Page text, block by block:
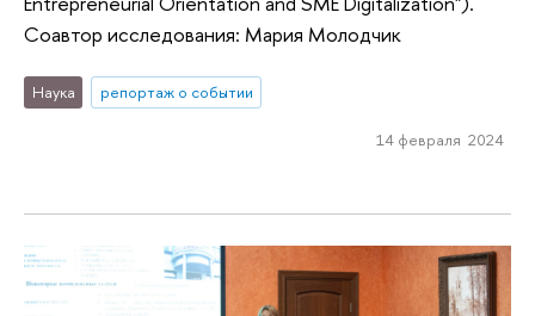
Соавтор исследования: Мария Молодчик
Наука репортаж о событии
14 февраля 2024